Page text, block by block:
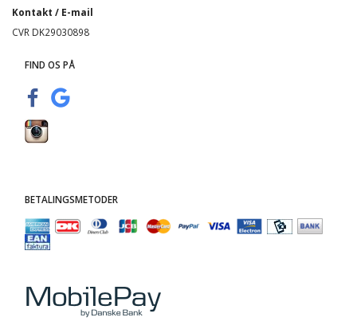
Kontakt / E-mail
CVR DK29030898
FIND OS PÅ
BETALINGSMETODER